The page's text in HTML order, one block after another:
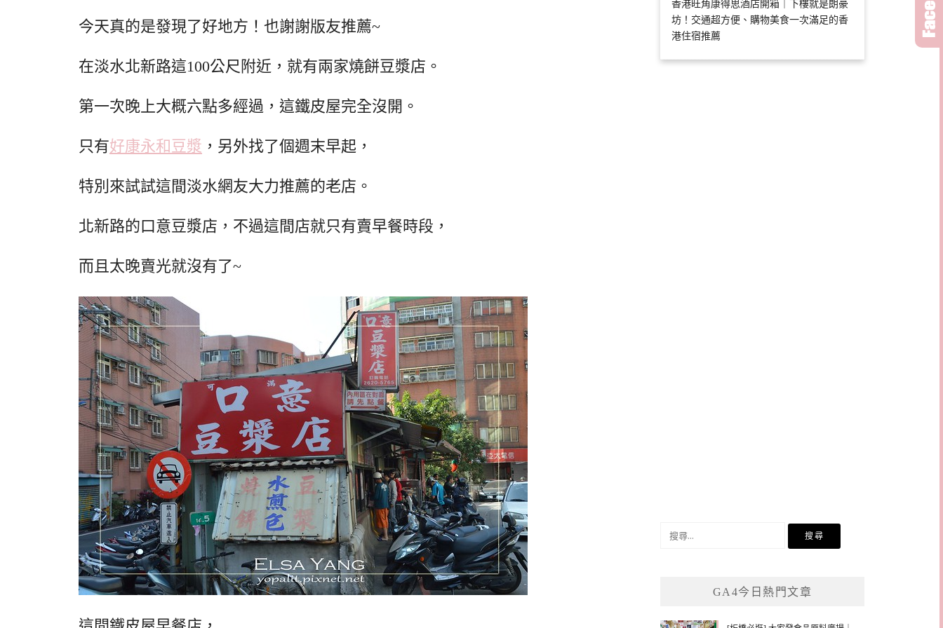
今天真的是發現了好地方！也謝謝版友推薦~
在淡水北新路這100公尺附近，就有兩家燒餅豆漿店。
第一次晚上大概六點多經過，這鐵皮屋完全沒開。
只有好康永和豆漿 ，另外找了個週末早起，
特別來試試這間淡水網友大力推薦的老店。
北新路的口意豆漿店，不過這間店就只有賣早餐時段，
而且太晚賣光就沒有了~
香港旺角康得思酒店開箱｜下樓就是朗豪
坊！交通超方便、購物美食一次滿足的香
港住宿推薦
GA4今日熱門文章